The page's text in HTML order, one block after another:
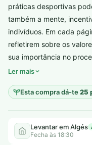
práticas desportivas
também a mente,
indivíduos. Em cada
refletirem sobre os
sua importância no
Ler mais
Esta compra dá-te25
Levantar em Algés
Fecha às 18:30